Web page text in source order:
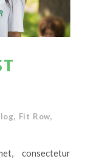
, Fit Row,
consectetur